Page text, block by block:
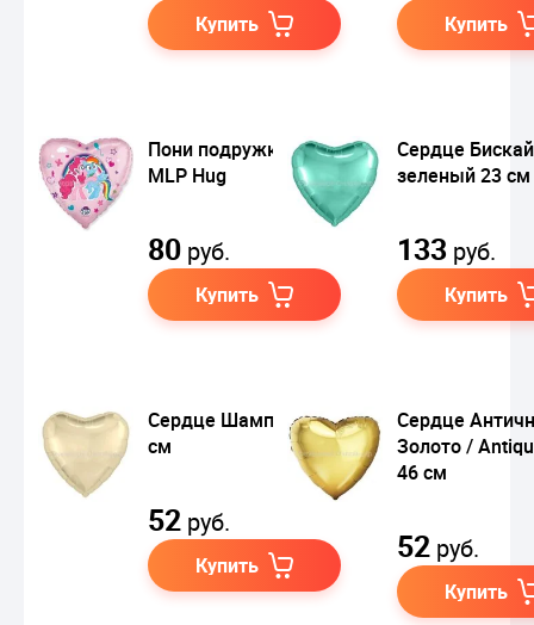
Купить Купить
Пони подружки /
MLP Hug
80 руб.
Купить
Сердце
зеленый 23
133 руб.
Купить
Сердце Шампань 48
см
52 руб.
Купить
Сердце
Золото /
46 см
52 руб.
Купить